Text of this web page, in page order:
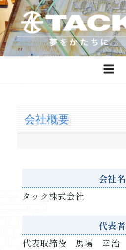
コ
ン
テ
ン
ツ
タック株式会社公式ホ
夢をかたちに
会社概要
会社名
タック株式会社
代表者
代表取締役 馬場 幸治